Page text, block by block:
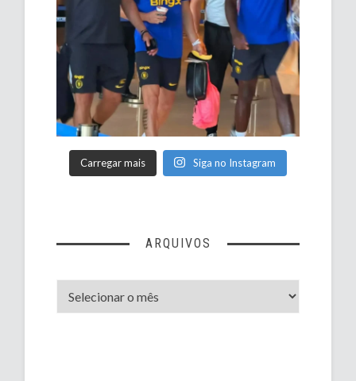
Carregar mais Siga no Instagram
ARQUIVOS